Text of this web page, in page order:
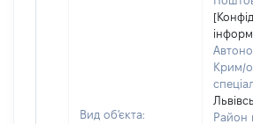
Вид об'єкта:
Крим/
Район